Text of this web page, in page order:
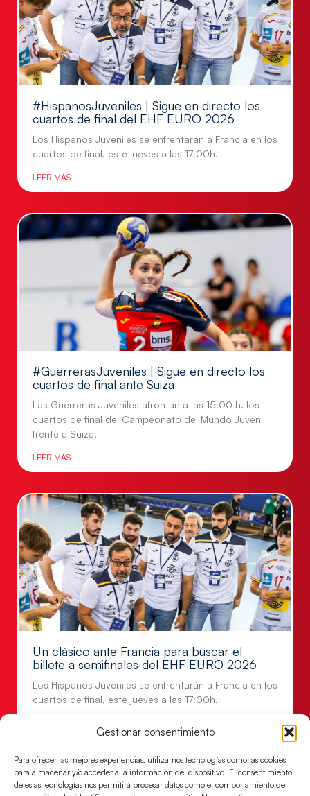
Gestionar consentimiento
Para ofrecer las mejores experiencias, utilizamos tecnologías como las cookies
para almacenar y/o acceder a la información del dispositivo. El consentimiento
de estas tecnologías nos permitirá procesar datos como el comportamiento de
#HispanosJuveniles | Sigue en directo los
cuartos de final del EHF EURO 2026
Los Hispanos Juveniles se enfrentarán a Francia en los
cuartos de final, este jueves a las 17:00h.
LEER MÁS
#GuerrerasJuveniles | Sigue en directo los
cuartos de final ante Suiza
Las Guerreras Juveniles afrontan a las 15:00 h. los
cuartos de final del Campeonato del Mundo Juvenil
frente a Suiza,
LEER MÁS
Un clásico ante Francia para buscar el
billete a semifinales del EHF EURO 2026
Los Hispanos Juveniles se enfrentarán a Francia en los
cuartos de final, este jueves a las 17:00h.